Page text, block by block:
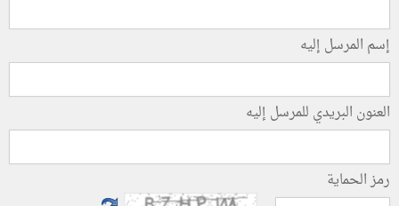
إسم المرسل إليه
العنون البريدي للمرسل إليه
رمز الحماية